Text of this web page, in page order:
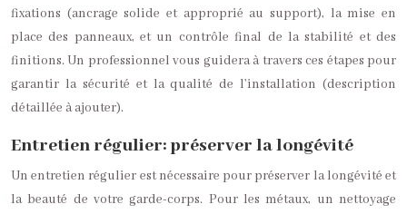
fixations (ancrage solide et approprié au support), la mise en
place des panneaux, et un contrôle final de la stabilité et des
finitions. Un professionnel vous guidera à travers ces étapes pour
garantir la sécurité et la qualité de l’installation (description
détaillée à ajouter).
Entretien régulier: préserver la longévité
Un entretien régulier est nécessaire pour préserver la longévité et
la beauté de votre garde-corps. Pour les métaux, un nettoyage